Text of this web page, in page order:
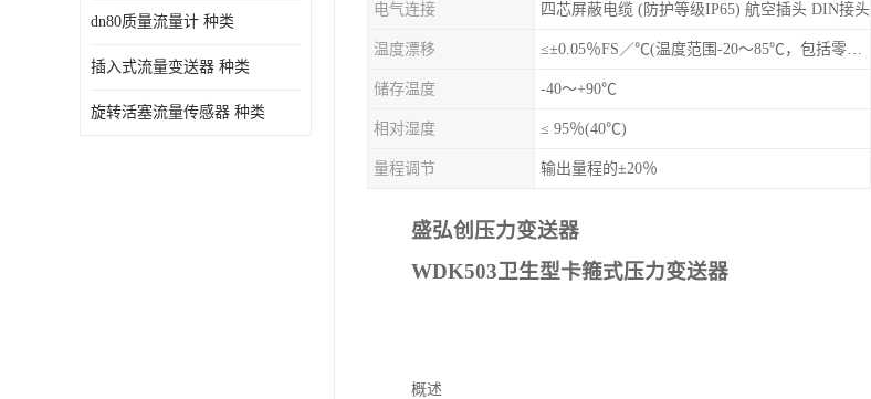
dn80质量流量计 种类
插入式流量变送器 种类
旋转活塞流量传感器 种类
电气连接 四芯屏蔽电缆 (防护等级IP65) 航空插头 DIN接头
温度漂移 ≤±0.05％FS／℃(温度范围-20～85℃，包括零点和量程的温度影响)
储存温度 -40～+90℃
相对湿度 ≤ 95％(40℃)
量程调节 输出量程的±20％
盛弘创压力变送器
WDK503卫生型卡箍式压力变送器
概述